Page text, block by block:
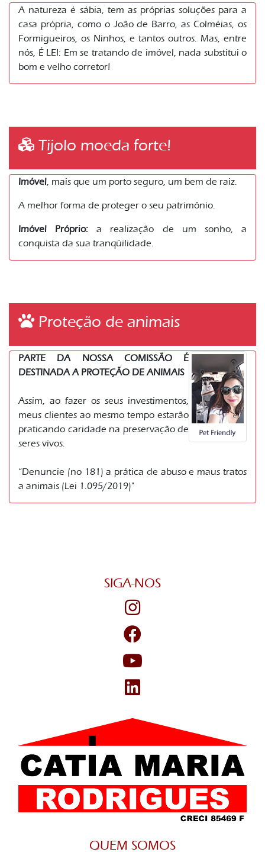
A natureza é sábia, tem as próprias soluções para a
casa própria, como o João de Barro, as Colméias, os
Formigueiros, os Ninhos, e tantos outros. Mas, entre
nós, É LEI: Em se tratando de imóvel, nada substitui o
bom e velho corretor!
Tijolo moeda forte!
Imóvel, mais que um porto seguro, um bem de raiz.
A melhor forma de proteger o seu patrimônio.
Imóvel Próprio: a realização de um sonho, a
conquista da sua tranqüilidade.
Proteção de animais
PARTE DA NOSSA COMISSÃO É
DESTINADA A PROTEÇÃO DE ANIMAIS
Assim, ao fazer os seus investimentos,
meus clientes ao mesmo tempo estarão
praticando caridade na preservação de
seres vivos.
“Denuncie (no 181) a prática de abuso e maus tratos
a animais (Lei 1.095/2019)"
SIGA-NOS
QUEM SOMOS